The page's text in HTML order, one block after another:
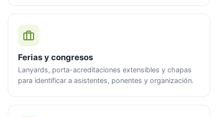
Ferias y congresos
Lanyards, porta-acreditaciones extensibles y chapas
para identificar a asistentes, ponentes y organización.